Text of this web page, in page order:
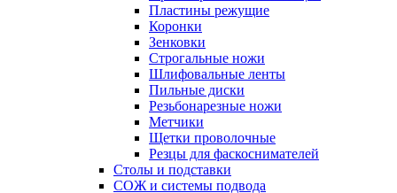
Пластины режущие
Коронки
Зенковки
Строгальные ножи
Шлифовальные ленты
Пильные диски
Резьбонарезные ножи
Метчики
Щетки проволочные
Резцы для фаскоснимателей
Столы и подставки
СОЖ и системы подвода